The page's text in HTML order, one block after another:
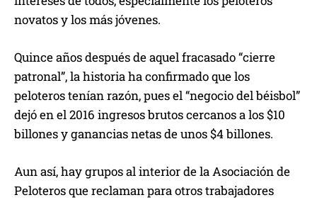
novatos y los más jóvenes.
Quince años después de aquel fracasado “cierre
patronal”, la historia ha confirmado que los
peloteros tenían razón, pues el “negocio del béisbol”
dejó en el 2016 ingresos brutos cercanos a los $10
billones y ganancias netas de unos $4 billones.
Aun así, hay grupos al interior de la Asociación de
Peloteros que reclaman para otros trabajadores